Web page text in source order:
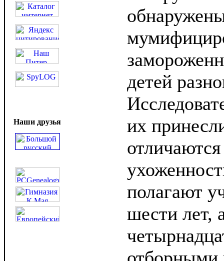
Наши друзья
детей
их
полагают
шести лет,